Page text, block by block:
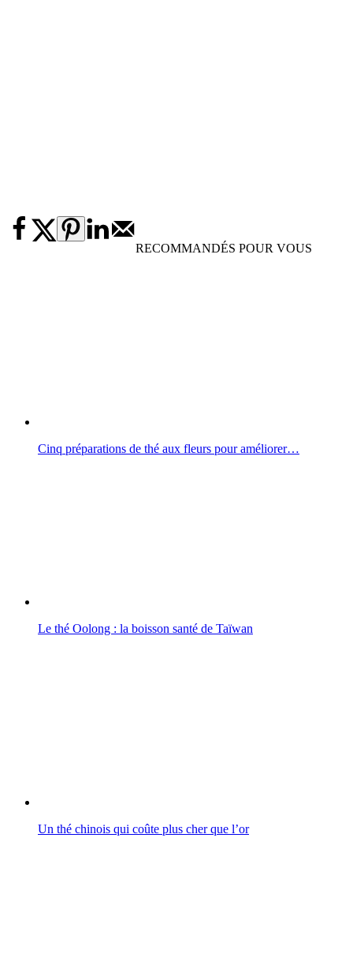
RECOMMANDÉS POUR VOUS
Cinq préparations de thé aux fleurs pour améliorer…
Le thé Oolong : la boisson santé de Taïwan
Un thé chinois qui coûte plus cher que l’or